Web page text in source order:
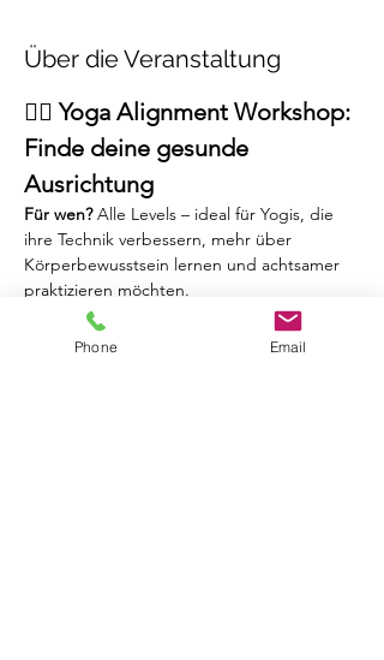
Über die Veranstaltung
🧘‍♀️ Yoga Alignment Workshop:
Finde deine gesunde
Ausrichtung
Für wen? Alle Levels – ideal für Yogis, die
ihre Technik verbessern, mehr über
Körperbewusstsein lernen und achtsamer
praktizieren möchten.
Worum geht’s?
In diesem Workshop liegt
der Fokus auf der
korrekten Ausrichtung
Phone Email